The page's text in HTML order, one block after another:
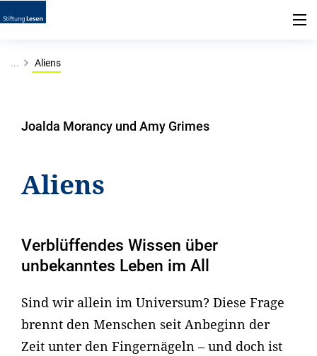
... Aliens
Joalda Morancy und Amy Grimes
Aliens
Verblüffendes Wissen über
unbekanntes Leben im All
Sind wir allein im Universum? Diese Frage
brennt den Menschen seit Anbeginn der
Zeit unter den Fingernägeln – und doch ist